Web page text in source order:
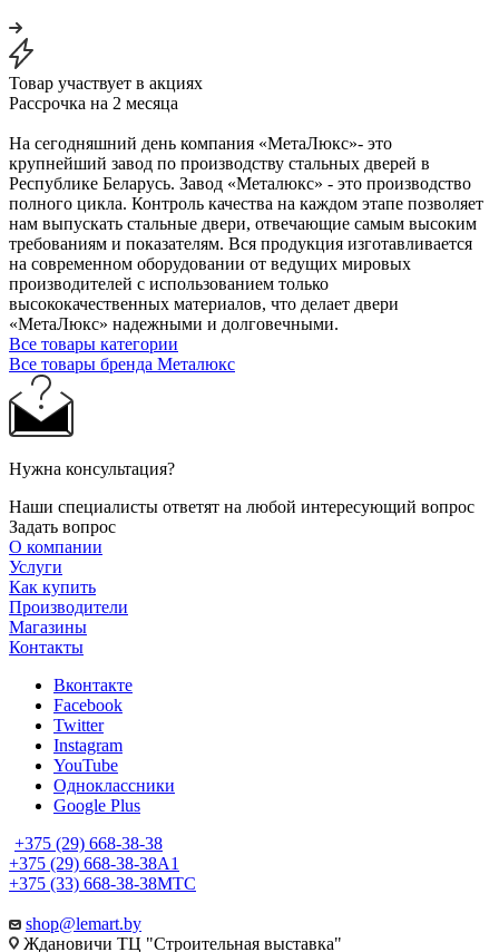
Товар участвует в акциях
Рассрочка на 2 месяца
На сегодняшний день компания «МетаЛюкс»- это
крупнейший завод по производству стальных дверей в
Республике Беларусь. Завод «Металюкс» - это производство
полного цикла. Контроль качества на каждом этапе позволяет
нам выпускать стальные двери, отвечающие самым высоким
требованиям и показателям. Вся продукция изготавливается
на современном оборудовании от ведущих мировых
производителей с использованием только
высококачественных материалов, что делает двери
«МетаЛюкс» надежными и долговечными.
Все товары категории
Все товары бренда Металюкс
Нужна консультация?
Наши специалисты ответят на любой интересующий вопрос
Задать вопрос
О компании
Услуги
Как купить
Производители
Магазины
Контакты
Вконтакте
Facebook
Twitter
Instagram
YouTube
Одноклассники
Google Plus
+375 (29) 668-38-38
+375 (29) 668-38-38A1
+375 (33) 668-38-38МТС
shop@lemart.by
Ждановичи ТЦ "Строительная выставка"